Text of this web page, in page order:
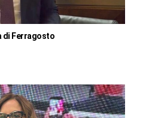
di Ferragosto